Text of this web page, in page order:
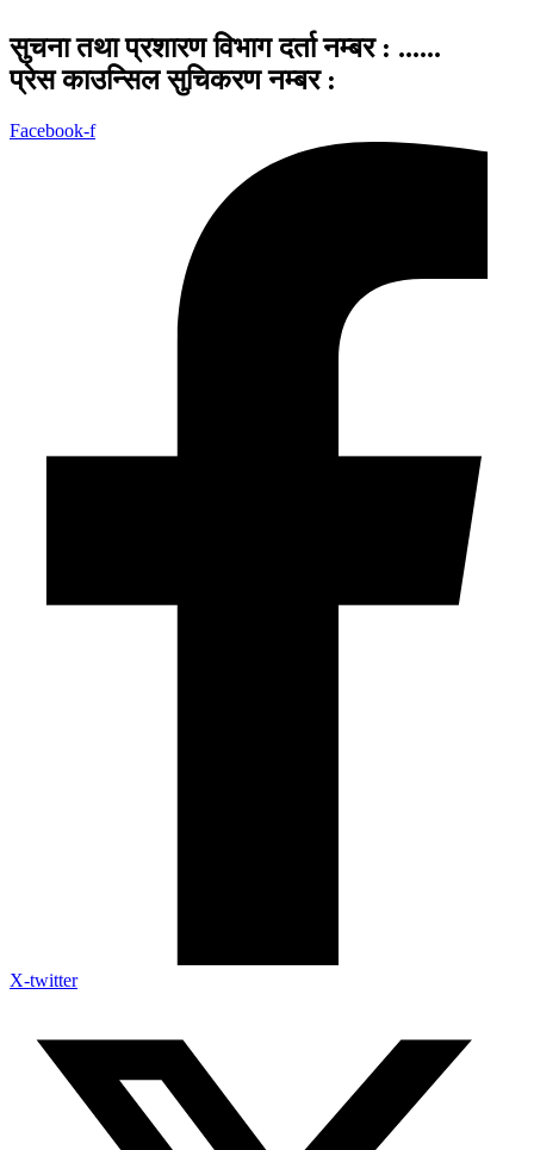
सुचना तथा प्रशारण विभाग दर्ता नम्बर : ......
प्रेस काउन्सिल सुचिकरण नम्बर :
Facebook-f
X-twitter